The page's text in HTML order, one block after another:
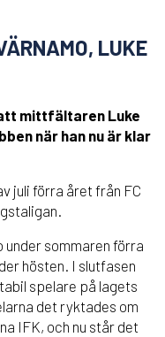
LUKE
mittfältaren Luke
när han nu är klar
juli förra året från FC
under sommaren förra
hösten. I slutfasen
spelare på lagets
det ryktades om
IFK, och nu står det